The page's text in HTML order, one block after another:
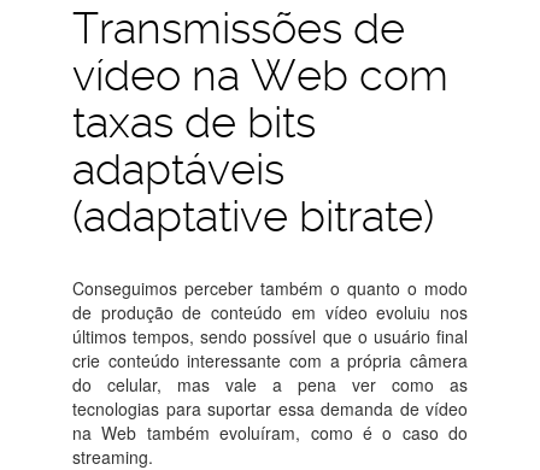
Transmissões de
vídeo na Web com
taxas de bits
adaptáveis
(adaptative bitrate)
Conseguimos perceber também o quanto o modo
de produção de conteúdo em vídeo evoluiu nos
últimos tempos, sendo possível que o usuário final
crie conteúdo interessante com a própria câmera
do celular, mas vale a pena ver como as
tecnologias para suportar essa demanda de vídeo
na Web também evoluíram, como é o caso do
streaming.